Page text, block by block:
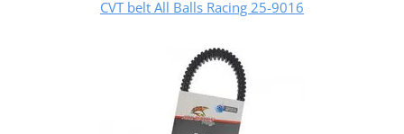
CVT belt All Balls Racing 25-9016